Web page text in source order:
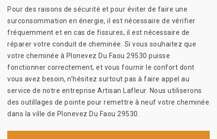
Pour des raisons de sécurité et pour éviter de faire une
surconsommation en énergie, il est nécessaire de vérifier
fréquemment et en cas de fissures, il est nécessaire de
réparer votre conduit de cheminée. Si vous souhaitez que
votre cheminée à Plonevez Du Faou 29530 puisse
fonctionner correctement, et vous fournir le confort dont
vous avez besoin, n’hésitez surtout pas à faire appel au
service de notre entreprise Artisan Lafleur. Nous utiliserons
des outillages de pointe pour remettre à neuf votre cheminée
dans la ville de Plonevez Du Faou 29530.